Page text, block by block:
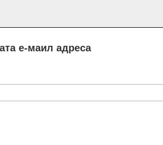
е-маил адреса